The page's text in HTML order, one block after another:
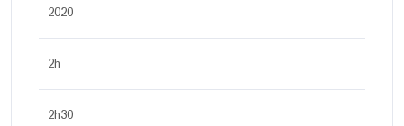
2020
2h
2h30